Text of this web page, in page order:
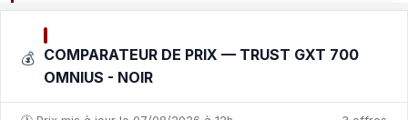
💰 COMPARATEUR DE PRIX — TRUST GXT 700
OMNIUS - NOIR